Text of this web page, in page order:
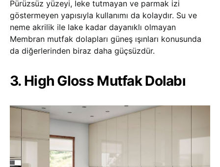
Pürüzsüz yüzeyi, leke tutmayan ve parmak izi
göstermeyen yapısıyla kullanımı da kolaydır. Su ve
neme akrilik ile lake kadar dayanıklı olmayan
Membran mutfak dolapları güneş ışınları konusunda
da diğerlerinden biraz daha güçsüzdür.
3. High Gloss Mutfak Dolabı